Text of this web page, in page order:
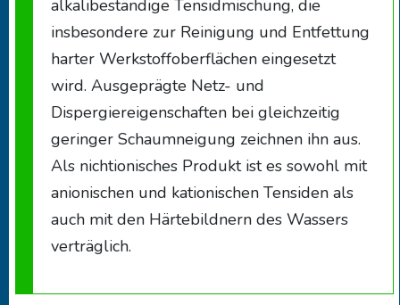
alkalibeständige Tensidmischung, die
insbesondere zur Reinigung und Entfettung
harter Werkstoffoberflächen eingesetzt
wird. Ausgeprägte Netz- und
Dispergiereigenschaften bei gleichzeitig
geringer Schaumneigung zeichnen ihn aus.
Als nichtionisches Produkt ist es sowohl mit
anionischen und kationischen Tensiden als
auch mit den Härtebildnern des Wassers
verträglich.